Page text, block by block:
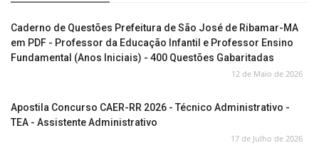
Caderno de Questões Prefeitura de São José de Ribamar-MA
em PDF - Professor da Educação Infantil e Professor Ensino
Fundamental (Anos Iniciais) - 400 Questões Gabaritadas
12 de Maio de 2026
Apostila Concurso CAER-RR 2026 - Técnico Administrativo -
TEA - Assistente Administrativo
17 de Julho de 2026